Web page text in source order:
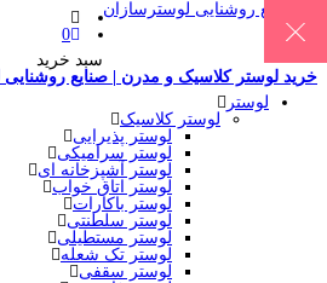
0
سبد خرید
خرید لوستر کلاسیک و مدرن | صنایع روشنایی
لوستر
لوستر کلاسیک
لوستر پذیرایی
لوستر سرامیکی
لوستر آشپزخانه ای
لوستر اتاق خواب
لوستر باکارات
لوستر سلطنتی
لوستر مستطیلی
لوستر تک شعله
لوستر سقفی